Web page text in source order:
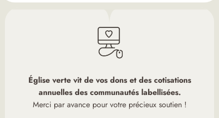
Église verte vit de vos dons et des cotisations
annuelles des communautés labellisées.
Merci par avance pour votre précieux soutien !